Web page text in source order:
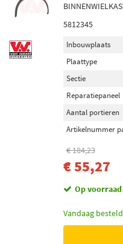
5812345
Inbouwplaats
Plaattype
Sectie
Reparatiepaneel
Aantal portieren
Artikelnummer
€ 184,23
€ 55,27
Op voorraad
Vandaag